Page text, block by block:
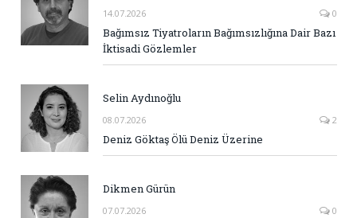
14.07.2026 0
Bağımsız Tiyatroların Bağımsızlığına Dair Bazı
İktisadi Gözlemler
Selin Aydınoğlu
08.07.2026 2
Deniz Göktaş Ölü Deniz Üzerine
Dikmen Gürün
07.07.2026 0